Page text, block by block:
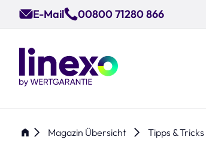
Skip
content
E-Mail 00800 71280 866
Magazin Übersicht Tipps & Tricks